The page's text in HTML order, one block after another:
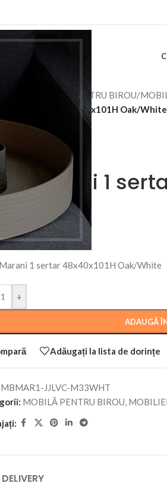
MOBILĂ PENTRU BIROU/
Marani 1 sertar 48x40x101H Oak/White
Marani 1
White
MDL
1 sertar 48x40x101H Oak/White
+
ADAUGĂ
Adăugați la lista de dorințe
MBMAR1-JJLVC-M33WHT
MOBILĂ PENTRU BIROU,